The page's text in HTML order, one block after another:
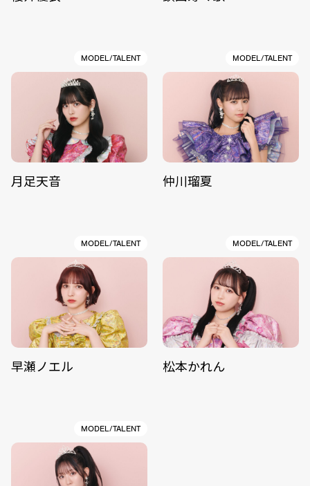
MODEL/TALENT
月足天音
MODEL/TALENT
仲川瑠夏
MODEL/TALENT
早瀬ノエル
MODEL/TALENT
松本かれん
MODEL/TALENT